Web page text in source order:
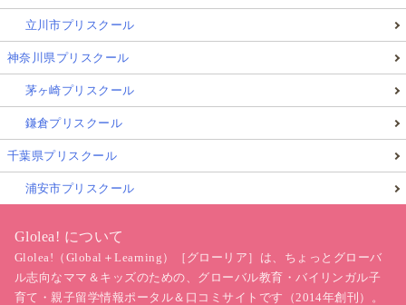
立川市プリスクール
神奈川県プリスクール
茅ヶ崎プリスクール
鎌倉プリスクール
千葉県プリスクール
浦安市プリスクール
Glolea! について
Glolea!（Global＋Learning）［グローリア］は、ちょっとグローバ
ル志向なママ＆キッズのための、グローバル教育・バイリンガル子
育て・親子留学情報ポータル＆口コミサイトです（2014年創刊）。